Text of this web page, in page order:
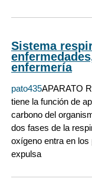
Sistema
enfermería
pato435APARATO
tiene la función de
carbono del
dos fases de la
oxígeno entra en
expulsa